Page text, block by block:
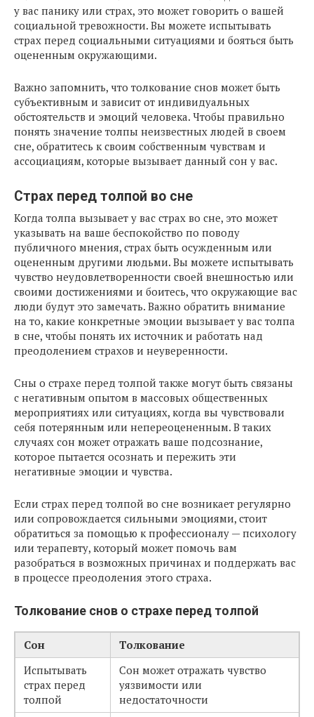
у вас панику или страх, это может говорить о вашей
социальной тревожности. Вы можете испытывать
страх перед социальными ситуациями и бояться быть
оцененным окружающими.
Важно запомнить, что толкование снов может быть
субъективным и зависит от индивидуальных
обстоятельств и эмоций человека. Чтобы правильно
понять значение толпы неизвестных людей в своем
сне, обратитесь к своим собственным чувствам и
ассоциациям, которые вызывает данный сон у вас.
Страх перед толпой во сне
Когда толпа вызывает у вас страх во сне, это может
указывать на ваше беспокойство по поводу
публичного мнения, страх быть осужденным или
оцененным другими людьми. Вы можете испытывать
чувство неудовлетворенности своей внешностью или
своими достижениями и боитесь, что окружающие вас
люди будут это замечать. Важно обратить внимание
на то, какие конкретные эмоции вызывает у вас толпа
в сне, чтобы понять их источник и работать над
преодолением страхов и неуверенности.
Сны о страхе перед толпой также могут быть связаны
с негативным опытом в массовых общественных
мероприятиях или ситуациях, когда вы чувствовали
себя потерянным или непереоцененным. В таких
случаях сон может отражать ваше подсознание,
которое пытается осознать и пережить эти
негативные эмоции и чувства.
Если страх перед толпой во сне возникает регулярно
или сопровождается сильными эмоциями, стоит
обратиться за помощью к профессионалу — психологу
или терапевту, который может помочь вам
разобраться в возможных причинах и поддержать вас
в процессе преодоления этого страха.
Толкование снов о страхе перед толпой
Сон
Толкование
Испытывать
страх перед
толпой
Сон может отражать чувство
уязвимости или
недостаточности